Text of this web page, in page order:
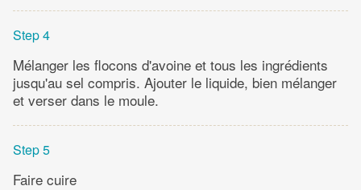
Step 4
Mélanger les flocons d'avoine et tous les ingrédients
jusqu'au sel compris. Ajouter le liquide, bien mélanger
et verser dans le moule.
Step 5
Faire cuire